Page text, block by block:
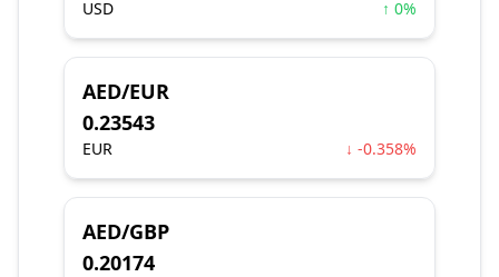
USD ↑ 0%
AED/EUR
0.23543
EUR ↓ -0.358%
AED/GBP
0.20174